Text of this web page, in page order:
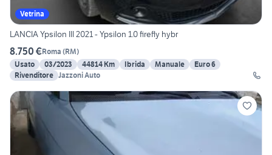
Vetrina
LANCIA Ypsilon III 2021 - Ypsilon 1.0 firefly hybr
8.750 €Roma (RM)
Usato
03/2023 44814 Km Ibrida Manuale
Euro 6
Rivenditore Jazzoni Auto